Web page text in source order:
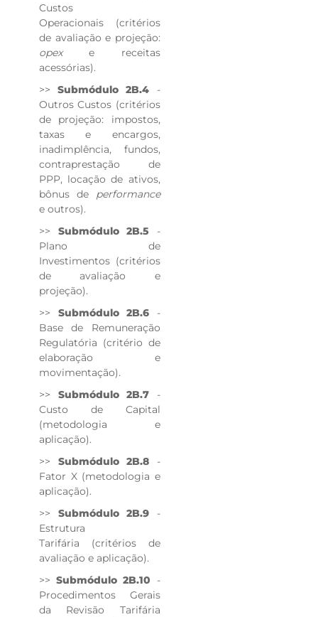
Custos
Operacionais (critérios
de avaliação e projeção:
opexe receitas
acessórias).
>> Submódulo 2B.4 -
Outros Custos (critérios
de projeção: impostos,
taxas e encargos,
inadimplência, fundos,
contraprestação de
PPP, locação de ativos,
bônus de performance
e outros).
>> Submódulo 2B.5 -
Plano de
Investimentos (critérios
de avaliação e
projeção).
>> Submódulo 2B.6 -
Base de Remuneração
Regulatória (critério de
elaboração e
movimentação).
>> Submódulo 2B.7 -
Custo de Capital
(metodologia e
aplicação).
>> Submódulo 2B.8 -
Fator X (metodologia e
aplicação).
>> Submódulo 2B.9 -
Estrutura
Tarifária (critérios de
avaliação e aplicação).
>>Submódulo 2B.10 -
Procedimentos Gerais
da Revisão Tarifária